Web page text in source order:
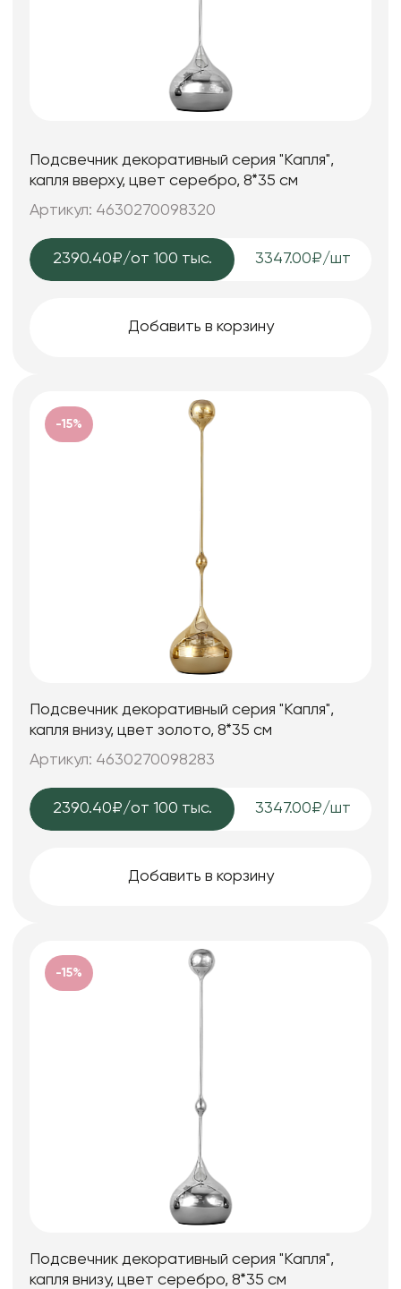
Подсвечник декоративный серия "Капля",
капля вверху, цвет серебро, 8*35 см
Артикул: 4630270098320
2390.40₽/от 100 тыс. 3347.00₽/шт
Добавить в корзину
-15%
Подсвечник декоративный серия "Капля",
капля внизу, цвет золото, 8*35 см
Артикул: 4630270098283
2390.40₽/от 100 тыс. 3347.00₽/шт
Добавить в корзину
-15%
Подсвечник декоративный серия "Капля",
капля внизу, цвет серебро, 8*35 см